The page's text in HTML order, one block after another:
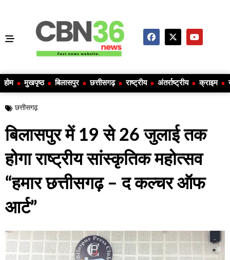
होम मुखपृष्ठ बिलासपुर छत्तीसगढ़ राष्ट्रीय अंतर्राष्ट्रीय क्राइम
छत्तीसगढ़
बिलासपुर में 19 से 26 जुलाई तक
होगा राष्ट्रीय सांस्कृतिक महोत्सव
“हमार छत्तीसगढ़ – द कल्चर ऑफ
आर्ट”